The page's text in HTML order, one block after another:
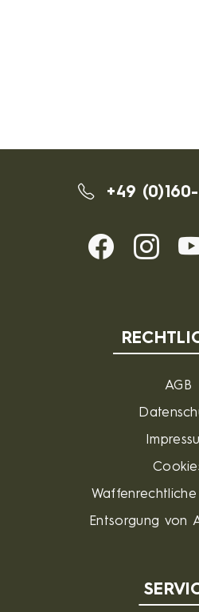
+49
AGB
Entsorgung von